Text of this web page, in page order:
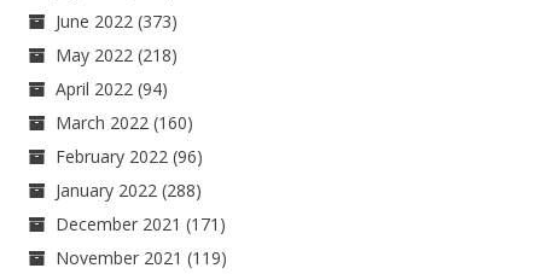
June 2022 (373)
May 2022 (218)
April 2022 (94)
March 2022 (160)
February 2022 (96)
January 2022 (288)
December 2021 (171)
November 2021 (119)